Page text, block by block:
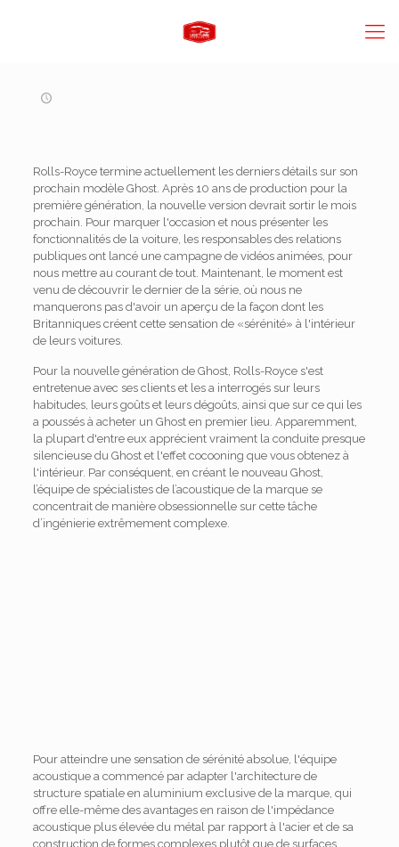
Rolls-Royce termine actuellement les derniers détails sur son
prochain modèle Ghost. Après 10 ans de production pour la
première génération, la nouvelle version devrait sortir le mois
prochain. Pour marquer l'occasion et nous présenter les
fonctionnalités de la voiture, les responsables des relations
publiques ont lancé une campagne de vidéos animées, pour
nous mettre au courant de tout. Maintenant, le moment est
venu de découvrir le dernier de la série, où nous ne
manquerons pas d'avoir un aperçu de la façon dont les
Britanniques créent cette sensation de «sérénité» à l'intérieur
de leurs voitures.
Pour la nouvelle génération de Ghost, Rolls-Royce s'est
entretenue avec ses clients et les a interrogés sur leurs
habitudes, leurs goûts et leurs dégoûts, ainsi que sur ce qui les
a poussés à acheter un Ghost en premier lieu. Apparemment,
la plupart d'entre eux apprécient vraiment la conduite presque
silencieuse du Ghost et l'effet cocooning que vous obtenez à
l'intérieur. Par conséquent, en créant le nouveau Ghost,
l’équipe de spécialistes de l’acoustique de la marque se
concentrait de manière obsessionnelle sur cette tâche
d’ingénierie extrêmement complexe.
Pour atteindre une sensation de sérénité absolue, l'équipe
acoustique a commencé par adapter l'architecture de
structure spatiale en aluminium exclusive de la marque, qui
offre elle-même des avantages en raison de l'impédance
acoustique plus élevée du métal par rapport à l'acier et de sa
construction de formes complexes plutôt que de surfaces